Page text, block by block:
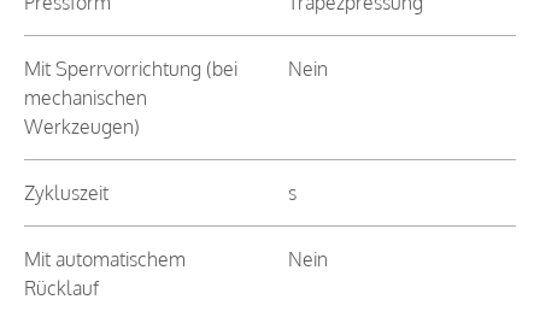
Mit Sperrvorrichtung (bei
mechanischen
Werkzeugen)
Nein
Zykluszeit s
Mit automatischem
Rücklauf
Nein